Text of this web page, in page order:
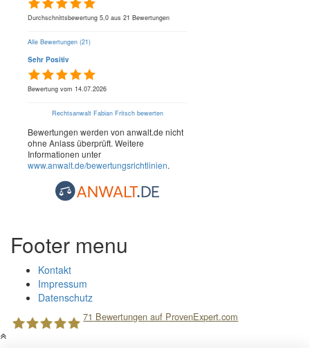
Durchschnittsbewertung 5,0 aus 21 Bewertungen
Alle Bewertungen (21)
Sehr Positiv
Bewertung vom 14.07.2026
Rechtsanwalt Fabian Fritsch bewerten
Bewertungen werden von anwalt.de nicht
ohne Anlass überprüft. Weitere
Informationen unter
www.anwalt.de/bewertungsrichtlinien.
Footer menu
Kontakt
Impressum
Datenschutz
71 Bewertungen auf ProvenExpert.com